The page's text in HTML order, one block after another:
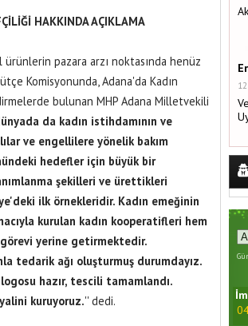
HAKKINDA AÇIKLAMA
pazara arzı noktasında henüz
Komisyonunda, Adana'da Kadın
bulunan MHP Adana Milletvekili
da kadın istihdamının ve
ve engellilere yönelik bakım
hedefler için büyük bir
şekilleri ve ürettikleri
ilk örnekleridir. Kadın emeğinin
kurulan kadın kooperatifleri hem
görevi yerine getirmektedir.
tedarik ağı oluşturmuş durumdayız.
hazır, tescili tamamlandı.
kuruyoruz.'' dedi.